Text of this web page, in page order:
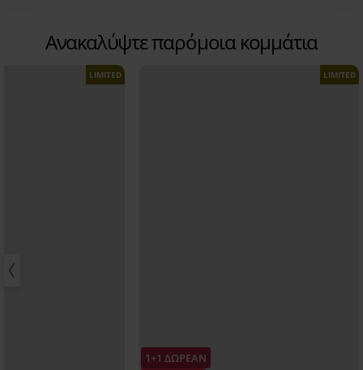
Ανακαλύψτε παρόμοια κομμάτια
LIMITED
1+1 ΔΩΡΕΑΝ
LIMITED